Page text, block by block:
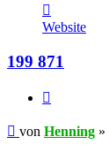
von
Henning
Website
199 871
Beitrag
von Henning »